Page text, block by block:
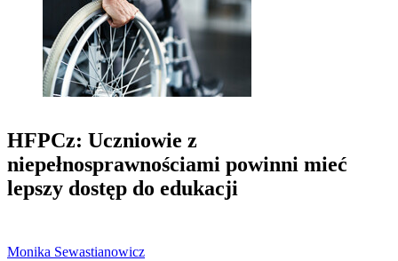
HFPCz: Uczniowie z
niepełnosprawnościami powinni mieć
lepszy dostęp do edukacji
Monika Sewastianowicz